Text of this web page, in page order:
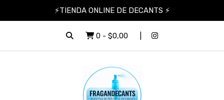
⚡TIENDA ONLINE DE DECANTS ⚡
0 - $0,00